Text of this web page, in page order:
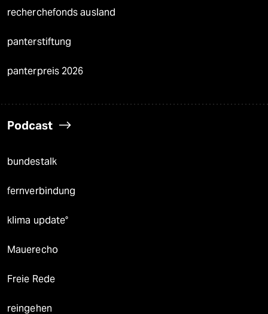
recherchefonds ausland
panterstiftung
panterpreis 2026
Podcast
bundestalk
fernverbindung
klima update°
Mauerecho
Freie Rede
reingehen